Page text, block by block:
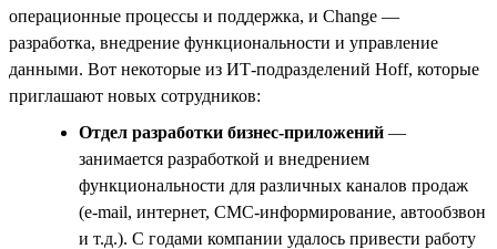
операционные процессы и поддержка, и Change —
разработка, внедрение функциональности и управление
данными. Вот некоторые из ИТ-подразделений Hoff, которые
приглашают новых сотрудников:
Отдел разработки бизнес-приложений —
занимается разработкой и внедрением
функциональности для различных каналов продаж
(e-mail, интернет, СМС-информирование, автообзвон
и т.д.). С годами компании удалось привести работу